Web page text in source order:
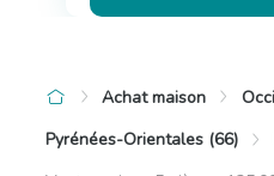
Achat maison
Pyrénées-Orientales (66)